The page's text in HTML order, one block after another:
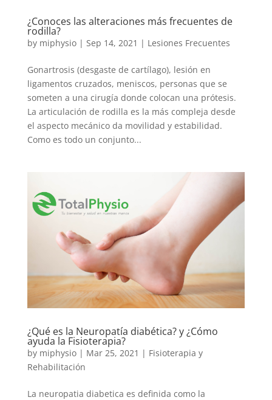
¿Conoces las alteraciones más frecuentes de
rodilla?
by miphysio| Sep 14, 2021 | Lesiones Frecuentes
Gonartrosis (desgaste de cartílago), lesión en
ligamentos cruzados, meniscos, personas que se
someten a una cirugía donde colocan una prótesis.
La articulación de rodilla es la más compleja desde
el aspecto mecánico da movilidad y estabilidad.
Como es todo un conjunto...
¿Qué es la Neuropatía diabética? y ¿Cómo
ayuda la Fisioterapia?
by miphysio| Mar 25, 2021 | Fisioterapia y
Rehabilitación
La neuropatia diabetica es definida como la